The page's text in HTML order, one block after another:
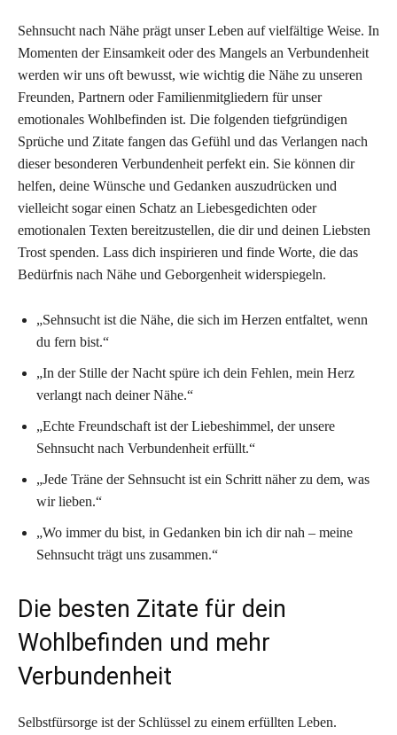
Sehnsucht nach Nähe prägt unser Leben auf vielfältige Weise. In
Momenten der Einsamkeit oder des Mangels an Verbundenheit
werden wir uns oft bewusst, wie wichtig die Nähe zu unseren
Freunden, Partnern oder Familienmitgliedern für unser
emotionales Wohlbefinden ist. Die folgenden tiefgründigen
Sprüche und Zitate fangen das Gefühl und das Verlangen nach
dieser besonderen Verbundenheit perfekt ein. Sie können dir
helfen, deine Wünsche und Gedanken auszudrücken und
vielleicht sogar einen Schatz an Liebesgedichten oder
emotionalen Texten bereitzustellen, die dir und deinen Liebsten
Trost spenden. Lass dich inspirieren und finde Worte, die das
Bedürfnis nach Nähe und Geborgenheit widerspiegeln.
„Sehnsucht ist die Nähe, die sich im Herzen entfaltet, wenn
du fern bist.“
„In der Stille der Nacht spüre ich dein Fehlen, mein Herz
verlangt nach deiner Nähe.“
„Echte Freundschaft ist der Liebeshimmel, der unsere
Sehnsucht nach Verbundenheit erfüllt.“
„Jede Träne der Sehnsucht ist ein Schritt näher zu dem, was
wir lieben.“
„Wo immer du bist, in Gedanken bin ich dir nah – meine
Sehnsucht trägt uns zusammen.“
Die besten Zitate für dein
Wohlbefinden und mehr
Verbundenheit
Selbstfürsorge ist der Schlüssel zu einem erfüllten Leben.